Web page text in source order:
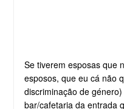
Se tiverem esposas que
esposos, que eu cá não
discriminação de
bar/cafetaria da entrada